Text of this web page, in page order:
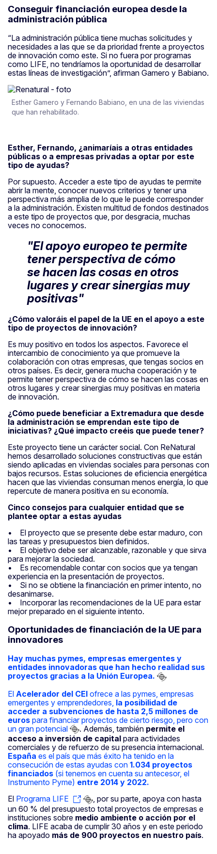
Conseguir financiación europea desde la
administración pública
“La administración pública tiene muchas solicitudes y
necesidades a las que se da prioridad frente a proyectos
de innovación como este. Si no fuera por programas
como LIFE, no tendríamos la oportunidad de desarrollar
estas líneas de investigación”, afirman Gamero y Babiano.
Esther Gamero y Fernando Babiano, en una de las viviendas
que han rehabilitado.
Esther, Fernando, ¿animaríais a otras entidades
públicas o a empresas privadas a optar por este
tipo de ayudas?
Por supuesto. Acceder a este tipo de ayudas te permite
abrir la mente, conocer nuevos criterios y tener una
perspectiva más amplia de lo que le puede corresponder
a la administración. Existen multitud de fondos destinados
a este tipo de proyectos que, por desgracia, muchas
veces no conocemos.
"El apoyo europeo te permite
tener perspectiva de cómo
se hacen las cosas en otros
lugares y crear sinergias muy
positivas"
¿Cómo valoráis el papel de la UE en el apoyo a este
tipo de proyectos de innovación?
Es muy positivo en todos los aspectos. Favorece el
intercambio de conocimiento ya que promueve la
colaboración con otras empresas, que tengas socios en
otros países. Es decir, genera mucha cooperación y te
permite tener perspectiva de cómo se hacen las cosas en
otros lugares y crear sinergias muy positivas en materia
de innovación.
¿Cómo puede beneficiar a Extremadura que desde
la administración se emprendan este tipo de
iniciativas? ¿Qué impacto creéis que puede tener?
Este proyecto tiene un carácter social. Con ReNatural
hemos desarrollado soluciones constructivas que están
siendo aplicadas en viviendas sociales para personas con
bajos recursos. Estas soluciones de eficiencia energética
hacen que las viviendas consuman menos energía, lo que
repercute de manera positiva en su economía.
Cinco consejos para cualquier entidad que se
plantee optar a estas ayudas
• El proyecto que se presente debe estar maduro, con
las tareas y presupuestos bien definidos.
• El objetivo debe ser alcanzable, razonable y que sirva
para mejorar la sociedad.
• Es recomendable contar con socios que ya tengan
experiencia en la presentación de proyectos.
• Si no se obtiene la financiación en primer intento, no
desanimarse.
• Incorporar las recomendaciones de la UE para estar
mejor preparado en el siguiente intento.
Oportunidades de financiación de la UE para
innovadores
Hay muchas pymes, empresas emergentes y
entidades innovadoras que han hecho realidad sus
proyectos gracias a la Unión Europea.
El Acelerador del CEI ofrece a las pymes, empresas
emergentes y emprendedores, la posibilidad de
acceder a subvenciones de hasta 2,5 millones de
euros para financiar proyectos de cierto riesgo, pero con
un gran potencial
. Además, también permite el
acceso a inversión de capital para actividades
comerciales y de refuerzo de su presencia internacional.
España es el país que más éxito ha tenido en la
consecución de estas ayudas con 1.034 proyectos
financiados (si tenemos en cuenta su antecesor, el
Instrumento Pyme) entre 2014 y 2022.
El Programa LIFE
, por su parte, apoya con hasta
un 60 % del presupuesto total proyectos de empresas e
instituciones sobre medio ambiente o acción por el
clima. LIFE acaba de cumplir 30 años y en este periodo
ha apoyado más de 900 proyectos en nuestro país.